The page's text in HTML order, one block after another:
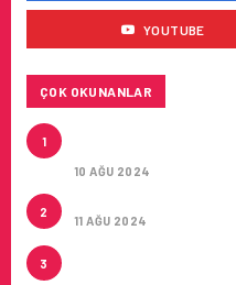
YOUTUBE
ÇOK OKUNANLAR
1
10 AĞU 2024
2
11 AĞU 2024
3